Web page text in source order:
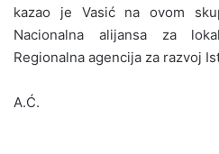
kazao je Vasić na ovom
Nacionalna alijansa za
Regionalna agencija za razvoj
A.Ć.